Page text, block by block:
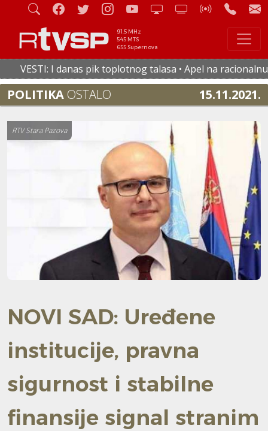
91.5 MHz
545 MTS
655 Supernova
I danas pik toplotnog talasa • Apel na racionalnu
POLITIKA OSTALO 15.11.2021.
RTV Stara Pazova
NOVI SAD: Uređene
institucije, pravna
sigurnost i stabilne
finansije signal stranim